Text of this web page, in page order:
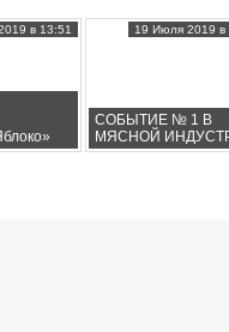
в 13:51
СОБЫТИЕ № 1 В
МЯСНОЙ
19 Июля 2019 в